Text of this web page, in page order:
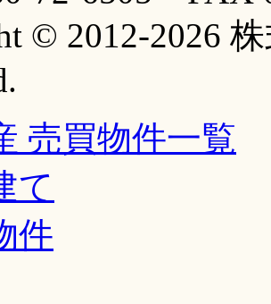
© 2012-2026
売買物件一覧
て
件